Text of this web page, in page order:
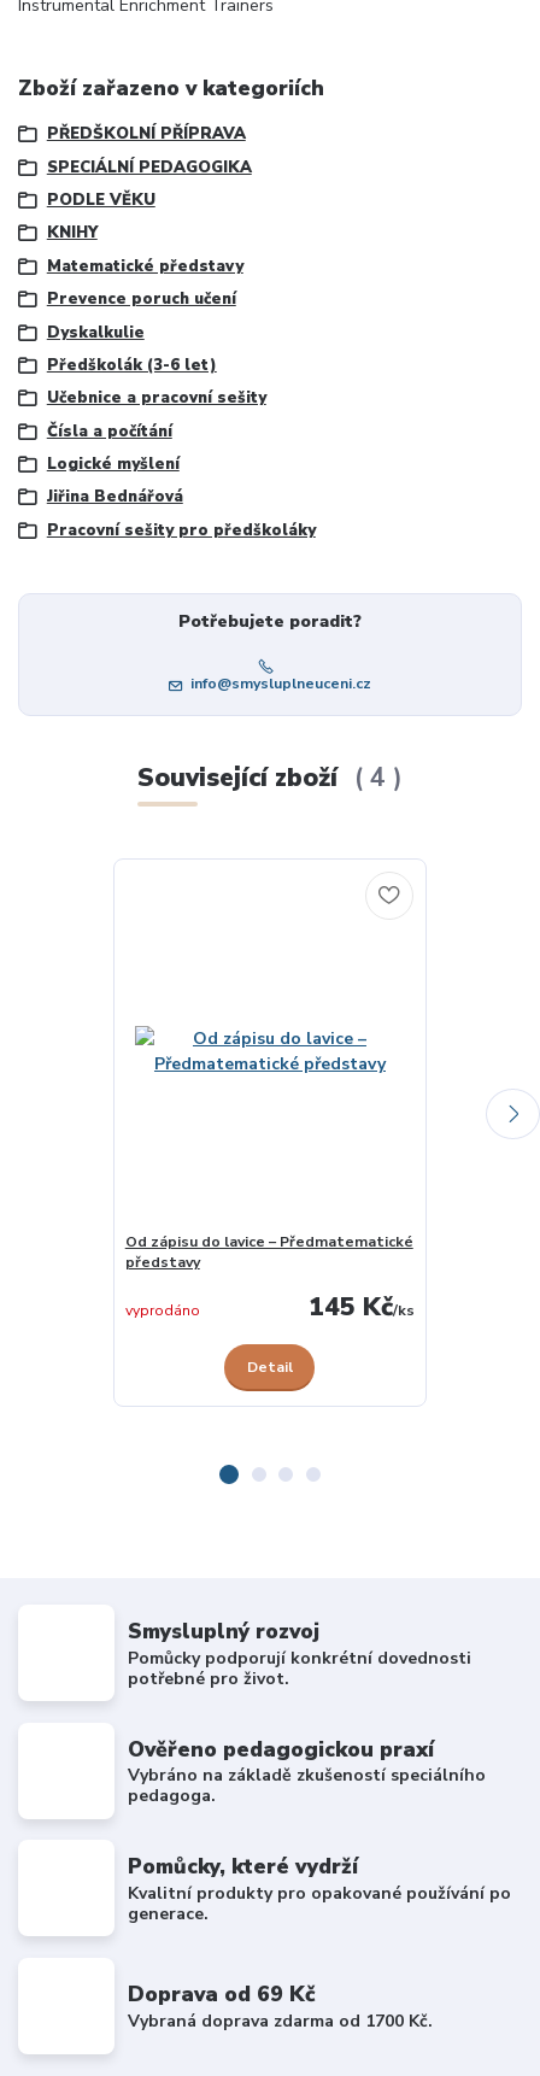
Instrumental Enrichment Trainers
Zboží zařazeno v kategoriích
PŘEDŠKOLNÍ PŘÍPRAVA
SPECIÁLNÍ PEDAGOGIKA
PODLE VĚKU
KNIHY
Matematické představy
Prevence poruch učení
Dyskalkulie
Předškolák (3-6 let)
Učebnice a pracovní sešity
Čísla a počítání
Logické myšlení
Jiřina Bednářová
Pracovní sešity pro předškoláky
Potřebujete poradit?
info@smysluplneuceni.cz
Související zboží 4
Od zápisu do lavice – Předmatematické
představy
145 Kč/ks
vyprodáno
Detail
Smysluplný rozvoj
Pomůcky podporují konkrétní dovednosti
potřebné pro život.
Ověřeno pedagogickou praxí
Vybráno na základě zkušeností speciálního
pedagoga.
Pomůcky, které vydrží
Kvalitní produkty pro opakované používání po
generace.
Doprava od 69 Kč
Vybraná doprava zdarma od 1700 Kč.